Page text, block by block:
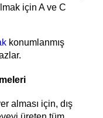
için A ve C
konumlanmış
alması için, dış